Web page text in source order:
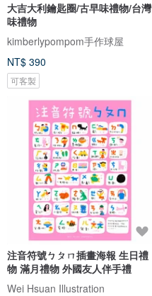
大吉大利鑰匙圈/古早味禮物/台灣
味禮物
kimberlypompom手作球屋
NT$ 390
可客製
注音符號ㄅㄆㄇ插畫海報 生日禮
物 滿月禮物 外國友人伴手禮
Wei Hsuan Illustration